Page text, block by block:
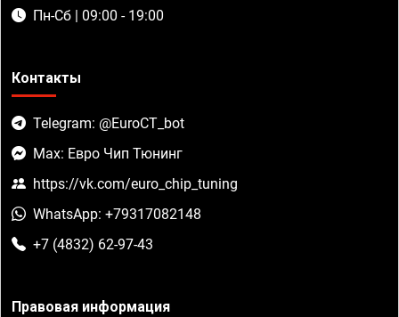
Пн-Сб | 09:00 - 19:00
Контакты
Telegram: @EuroCT_bot
Max: Евро Чип Тюнинг
https://vk.com/euro_chip_tuning
WhatsApp: +79317082148
+7 (4832) 62-97-43
Правовая информация